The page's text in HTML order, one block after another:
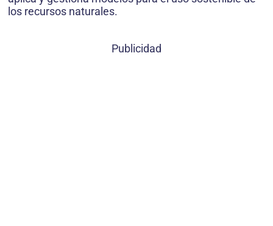
los recursos naturales.
Publicidad